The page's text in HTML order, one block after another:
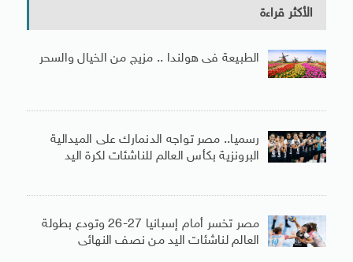
الأكثر قراءة
الطبيعة فى هولندا .. مزيج من الخيال والسحر
رسميا.. مصر تواجه الدنمارك على الميدالية
البرونزية بكأس العالم للناشئات لكرة اليد
مصر تخسر أمام إسبانيا 27-26 وتودع بطولة
العالم لناشئات اليد من نصف النهائى